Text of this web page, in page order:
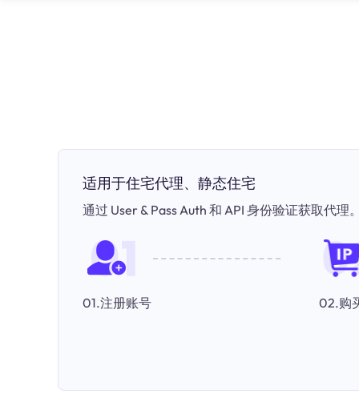
适用于住宅代理、静态住宅
通过 User & Pass Auth 和 API 身份验证获取代理
01.注册账号 02.购